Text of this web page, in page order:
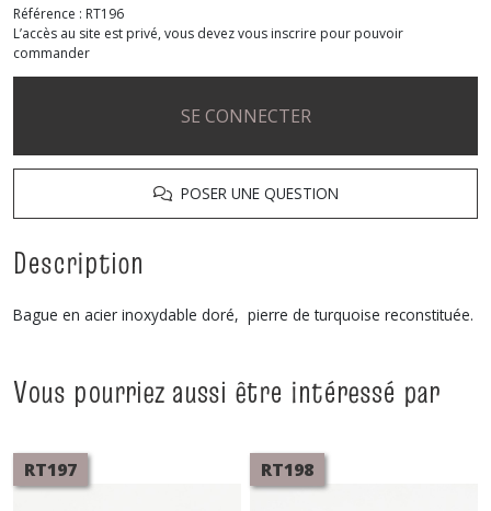
Référence : RT196
L’accès au site est privé, vous devez vous inscrire pour pouvoir
commander
SE CONNECTER
POSER UNE QUESTION
Description
Bague en acier inoxydable doré, pierre de turquoise reconstituée.
Vous pourriez aussi être intéressé par
RT197 RT198